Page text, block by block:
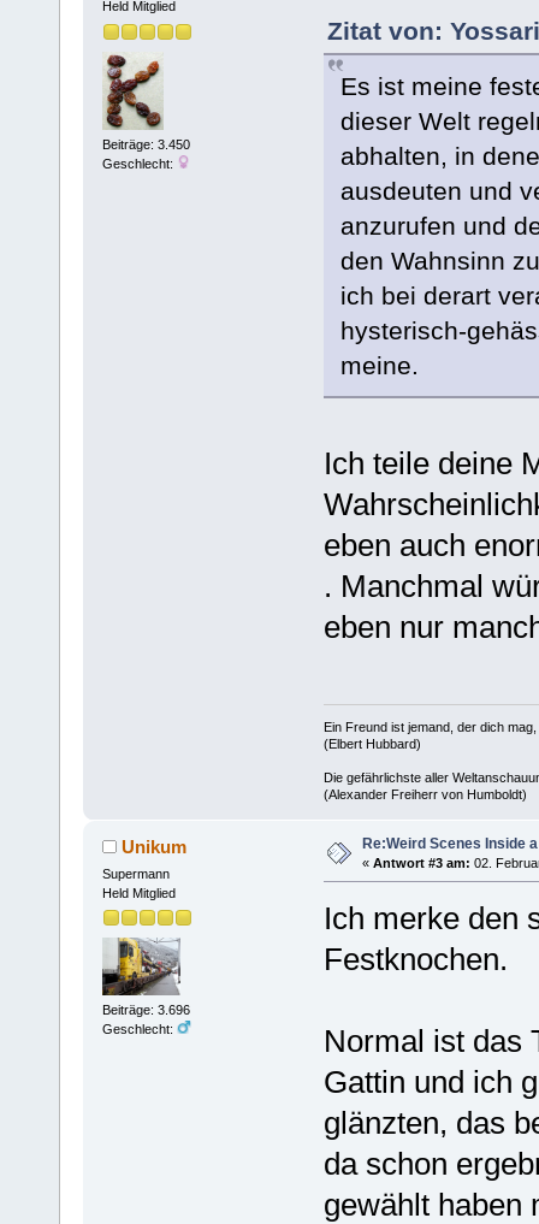
Held Mitglied
Beiträge: 3.450
Geschlecht:
Zitat von:
Es ist meine
dieser Welt
abhalten, in
ausdeuten und
anzurufen und
den Wahnsinn
ich bei derart
hysterisch-
meine.
Ich teile deine
eben auch
. Manchmal
eben nur
Ein Freund ist jemand, der dich
(Elbert Hubbard)
Die gefährlichste aller
(Alexander Freiherr von Humboldt)
Unikum
Supermann
Held Mitglied
Beiträge: 3.696
Geschlecht:
Re:Weird Scenes Inside
« Antwort #3 am: 02.
Ich merke den
Festknochen.
Normal ist das
Gattin und ich
glänzten, das
da schon
gewählt haben